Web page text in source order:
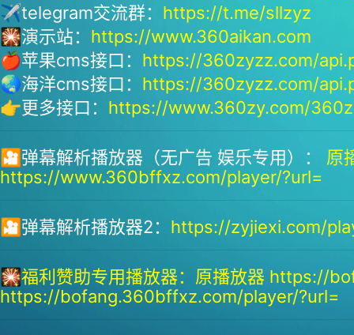
✈telegram交流群： https://t.me/sllzyz
🎇演示站： https://www.360aikan.com
🍎苹果cms接口： https://360zyzz.com/
🌏海洋cms接口： https://360zyzz.com/
👉更多接口： https://www.360zy.com/
🎦弹幕解析播放器（无广告 娱乐专用）： 原
https://www.360bffxz.com/player/?url=
🎦弹幕解析播放器2： https://zyjiexi.com/
🎇福利赞助专用播放器： 原播放器 https://
https://bofang.360bffxz.com/player/?url=